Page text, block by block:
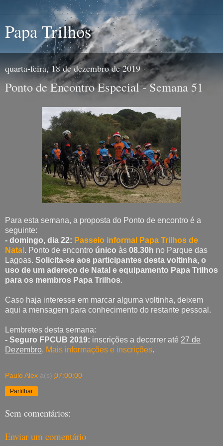
Papa Trilhos
quarta-feira, 18 de dezembro de 2019
Ponto de Encontro Especial - Semana 51
Para esta semana, a proposta do Ponto de encontro é a
seguinte:
- domingo, dia 22: Passeio informal Papa Trilhos de
Natal . Ponto de encontro único às 08.30h no Parque das
Lagoas. Solicita-se aos participantes desta voltinha, o
uso de um adereço de Natal e equipamento Papa Trilhos
para os membros Papa Trilhos.
Caso haja interesse em marcar alguma voltinha, deixem
aqui a mensagem para conhecimento do restante pessoal.
Lembretes desta semana:
- Seguro FPCUB 2019: inscrições a decorrer até 27 de
Dezembro. Mais informações e inscrições.
Paulo Alex à(s) 07:00:00
Partilhar
Sem comentários:
Enviar um comentário